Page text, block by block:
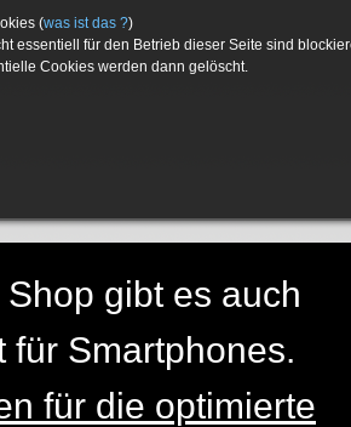
gibt es auch
für Smartphones.
für die optimierte
(was ist das ?)
essentiell für den Betrieb dieser Seite sind
Cookies werden dann gelöscht.